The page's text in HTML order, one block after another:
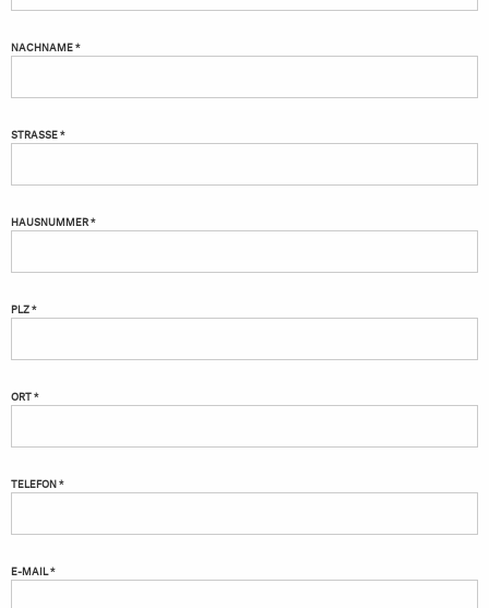
NACHNAME *
STRASSE *
HAUSNUMMER *
PLZ *
ORT *
TELEFON *
E-MAIL *